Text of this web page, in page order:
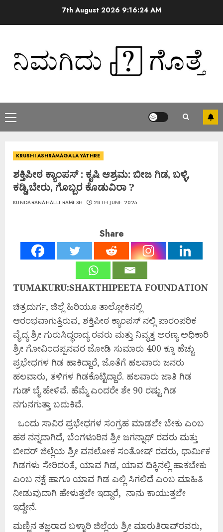
7th August 2026 9:16:25 AM
KRUSHI ASHRAMAGALA YATHRE
ಶಕ್ತಿಪೀಠ ಕ್ಯಾಂಪಸ್ : ಕೃಷಿ ಆಶ್ರಮ: ಬೀಜ ಗಿಡ, ಬಳ್ಳಿ,
ಕಡ್ಡಿ,ಬೇರು, ಗೊಬ್ಬರ ಕೊಡುವಿರಾ ?
KUNDARANAHALLI RAMESH 28TH JUNE 2025
Share
TUMAKURU:SHAKTHIPEETA FOUNDATION
ಚಿತ್ರದುರ್ಗ, ಜಿಲ್ಲೆ ಹಿರಿಯೂ ತಾಲ್ಲೋಕಿನಲ್ಲಿ
ಆರಂಭವಾಗುತ್ತಿರುವ, ಶಕ್ತಿಪೀಠ ಕ್ಯಾಂಪಸ್ ನಲ್ಲಿ ಪಾರಂಪರಿಕ
ವೈದ್ಯ ಶ್ರೀ ಗುರುಸಿದ್ಧರಾದ್ಯ ರವರು ಮತ್ತು ನಿವೃತ್ತ ಅರಣ್ಯ ಅಧಿಕಾರಿ
ಶ್ರೀ ಗೋವಿಂದಪ್ಪನವರ ಜೋಡಿ ಸುಮಾರು 400 ಕ್ಕೂ ಹೆಚ್ಚು
ಪ್ರಭೇಧಗಳ ಗಿಡ ಹಾಕಿದ್ದಾರೆ, ಜೊತೆಗೆ ಹಲವಾರು ಜನರು
ಹಲವಾರು, ತಳಿಗಳ ಗಿಡಕೊಟ್ಟಿದ್ದಾರೆ. ಹಲವಾರು ಜಾತಿ ಗಿಡ
ಗುಡ್ ಬೈ ಹೇಳಿವೆ. ಹೆಮ್ಮೆ ಎಂದರೇ ಶೇ 90 ರಷ್ಟು ಗಿಡ
ನಗುನಗುತ್ತಾ ಬದುಕಿವೆ.
ಒಂದು ಸಾವಿರ ಪ್ರಭೇಧಗಳ ಸಂಗ್ರಹ ಮಾಡಲೇ ಬೇಕು ಎಂಬ
ಹಠ ನನ್ನದಾಗಿದೆ, ಬೆಂಗಳೂರಿನ ಶ್ರೀ ಜಗನ್ನಾಥ್ ರವರು ಮತ್ತು
ಬೀದರ್ ಜಿಲ್ಲೆಯ ಶ್ರೀ ವನಲೋಕ ಸಂತೋಷ್ ರವರು, ಧಾರ್ಮಿಕ
ಗಿಡಗಳು ಸೇರಿದಂತೆ, ಯಾವ ಗಿಡ, ಯಾವ ದಿಕ್ಕಿನಲ್ಲಿ ಹಾಕಬೇಕು
ಎಂಬ ನಕ್ಷೆ ಹಾಗೂ ಯಾವ ಗಿಡ ಎಲ್ಲಿ ಸಿಗಲಿದೆ ಎಂಬ ಮಾಹಿತಿ
ನೀಡುವುದಾಗಿ ಹೇಳುತ್ತಲೇ ಇದ್ದಾರೆ, ನಾನು ಕಾಯುತ್ತಲೇ
ಇದ್ದೇನೆ.
ಮಣ್ಣಿನ ತಜ್ಞರಾದ ಬಳ್ಳಾರಿ ಜಿಲ್ಲೆಯ ಶ್ರೀ ಮಾರುತಿರಾವ್‍ರವರು,